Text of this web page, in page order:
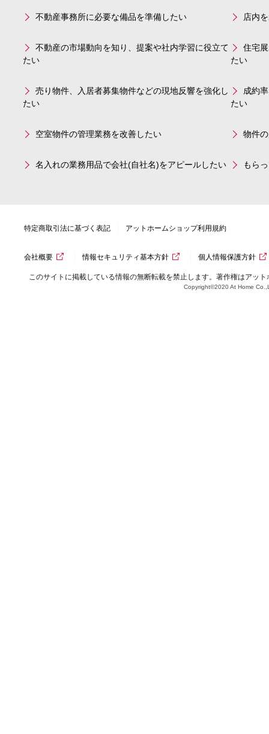
不動産事務所に必要な備品を準備したい 店内
不動産の市場動向を知り、提案や社内学習に役立て
たい
住宅
たい
売り物件、入居者募集物件などの現地反響を強化し
たい
成約
たい
空室物件の管理業務を改善したい 物件
名入れの業務用品で会社(自社名)をアピールしたい もら
特定商取引法に基づく表記 アットホームショップ利用規約
会社概要 情報セキュリティ基本方針 個人情報保護方針
このサイトに掲載している情報の無断転載を禁止します。著作権はアッ
Copyright©2020 At Home